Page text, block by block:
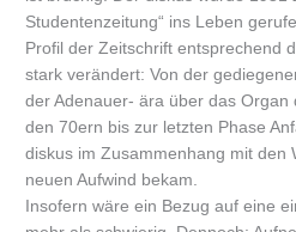
Studentenzeitung“ ins Leben
Profil der Zeitschrift entsprechend
stark verändert: Von der
der Adenauer- ära über das Organ
den 70ern bis zur letzten Phase
diskus im Zusammenhang mit den
neuen Aufwind bekam.
Insofern wäre ein Bezug auf eine